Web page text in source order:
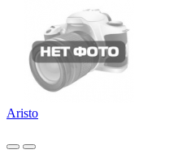
Aristo